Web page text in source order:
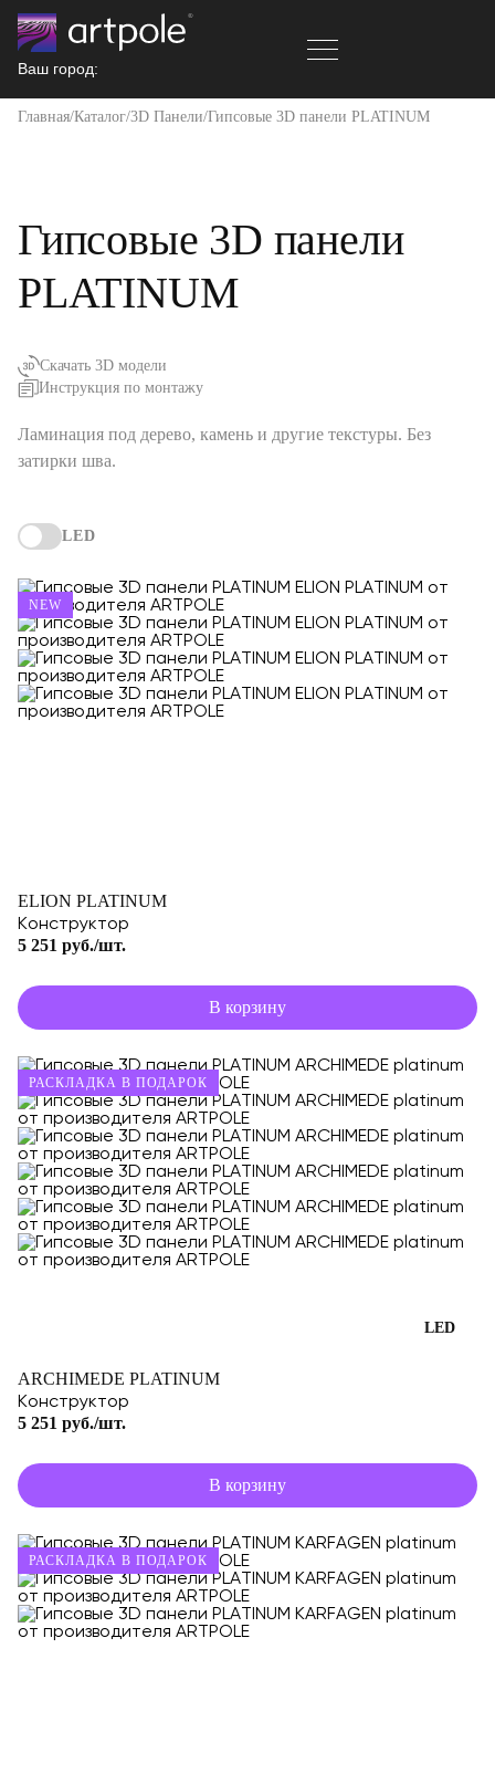
Ваш город:
Главная Каталог 3D Панели Гипсовые 3D панели PLATINUM
Гипсовые 3D панели
PLATINUM
Скачать 3D модели
Инструкция по монтажу
Ламинация под дерево, камень и другие текстуры. Без
затирки шва.
LED
NEW
ELION PLATINUM
Конструктор
5 251 руб./шт.
В корзину
LED
РАСКЛАДКА В ПОДАРОК
ARCHIMEDE PLATINUM
Конструктор
5 251 руб./шт.
В корзину
РАСКЛАДКА В ПОДАРОК